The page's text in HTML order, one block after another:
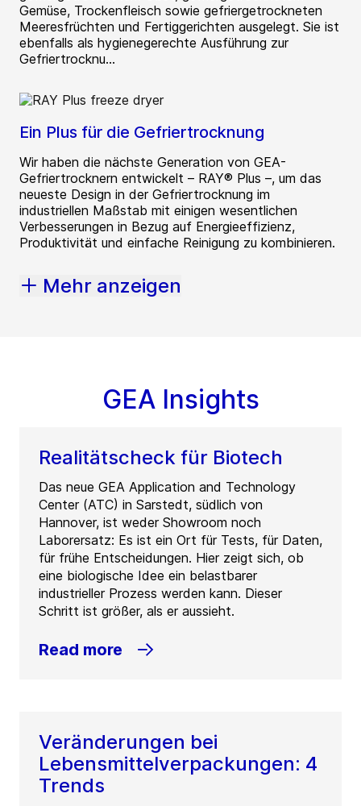
Gemüse, Trockenfleisch sowie gefriergetrockneten
Meeresfrüchten und Fertiggerichten ausgelegt. Sie ist
ebenfalls als hygienegerechte Ausführung zur
Gefriertrocknu...
Ein Plus für die Gefriertrocknung
Wir haben die nächste Generation von GEA-
Gefriertrocknern entwickelt – RAY® Plus –, um das
neueste Design in der Gefriertrocknung im
industriellen Maßstab mit einigen wesentlichen
Verbesserungen in Bezug auf Energieeffizienz,
Produktivität und einfache Reinigung zu kombinieren.
Mehr anzeigen
GEA Insights
Realitätscheck für Biotech
Das neue GEA Application and Technology
Center (ATC) in Sarstedt, südlich von
Hannover, ist weder Showroom noch
Laborersatz: Es ist ein Ort für Tests, für Daten,
für frühe Entscheidungen. Hier zeigt sich, ob
eine biologische Idee ein belastbarer
industrieller Prozess werden kann. Dieser
Schritt ist größer, als er aussieht.
Read more
Veränderungen bei
Lebensmittelverpackungen: 4
Trends